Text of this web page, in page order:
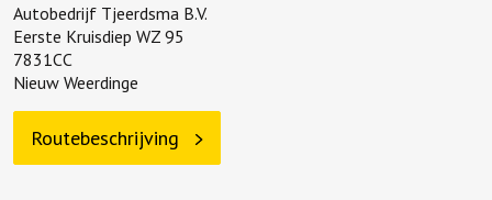
Autobedrijf Tjeerdsma B.V.
Eerste Kruisdiep WZ 95
7831CC
Nieuw Weerdinge
Routebeschrijving